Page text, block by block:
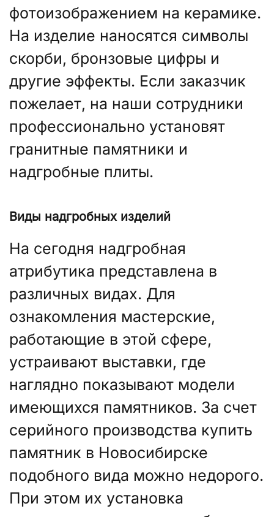
фотоизображением на керамике.
На изделие наносятся символы
скорби, бронзовые цифры и
другие эффекты. Если заказчик
пожелает, на наши сотрудники
профессионально установят
гранитные памятники и
надгробные плиты.
Виды надгробных изделий
На сегодня надгробная
атрибутика представлена в
различных видах. Для
ознакомления мастерские,
работающие в этой сфере,
устраивают выставки, где
наглядно показывают модели
имеющихся памятников. За счет
серийного производства купить
памятник в Новосибирске
подобного вида можно недорого.
При этом их установка